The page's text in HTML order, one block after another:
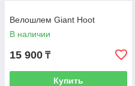
Велошлем Giant Hoot
В наличии
15 900 ₸
Купить